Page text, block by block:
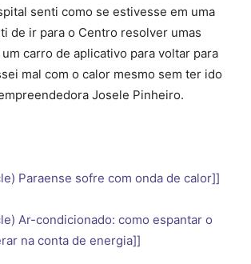
senti como se estivesse em uma
de ir para o Centro resolver umas
carro de aplicativo para voltar para
mal com o calor mesmo sem ter ido
Josele Pinheiro.
Paraense sofre com onda de calor]]
Ar-condicionado: como espantar o
na conta de energia]]